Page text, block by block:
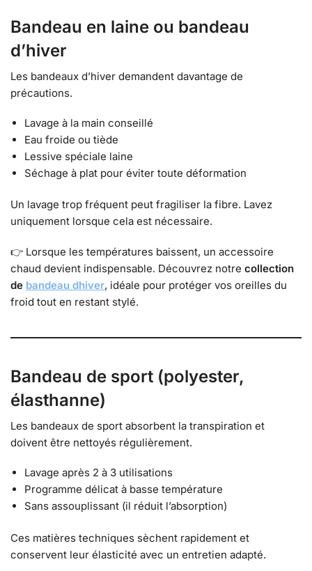
Bandeau en laine ou bandeau
d’hiver
Les bandeaux d’hiver demandent davantage de
précautions.
Lavage à la main conseillé
Eau froide ou tiède
Lessive spéciale laine
Séchage à plat pour éviter toute déformation
Un lavage trop fréquent peut fragiliser la fibre. Lavez
uniquement lorsque cela est nécessaire.
👉 Lorsque les températures baissent, un accessoire
chaud devient indispensable. Découvrez notre collection
de bandeau dhiver, idéale pour protéger vos oreilles du
froid tout en restant stylé.
Bandeau de sport (polyester,
élasthanne)
Les bandeaux de sport absorbent la transpiration et
doivent être nettoyés régulièrement.
Lavage après 2 à 3 utilisations
Programme délicat à basse température
Sans assouplissant (il réduit l’absorption)
Ces matières techniques sèchent rapidement et
conservent leur élasticité avec un entretien adapté.